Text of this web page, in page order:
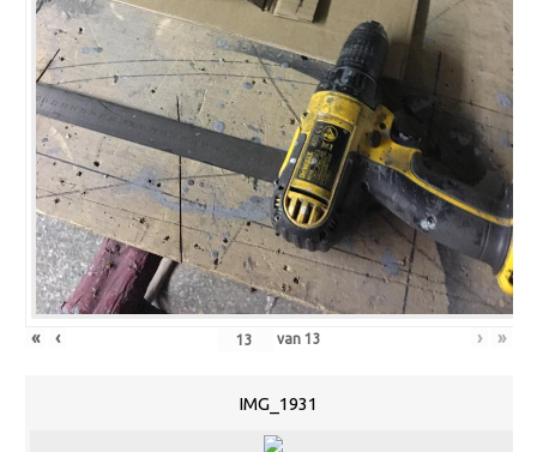
« ‹ van 13 › »
IMG_1931